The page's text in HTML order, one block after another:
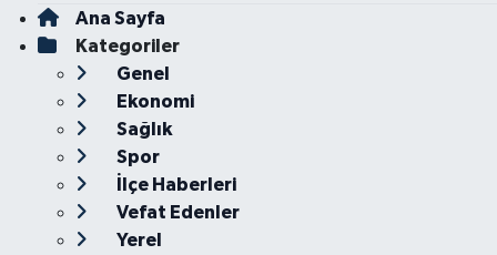
Ana Sayfa
Kategoriler
Genel
Ekonomi
Sağlık
Spor
İlçe Haberleri
Vefat Edenler
Yerel